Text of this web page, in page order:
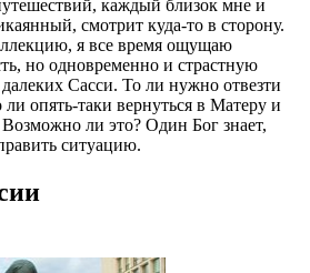
каждый близок мне и
смотрит куда-то в сторону.
я все время ощущаю
но одновременно и страстную
Сасси. То ли нужно отвезти
ли опять-таки вернуться в Матеру и
Возможно ли это? Один Бог знает,
ситуацию.